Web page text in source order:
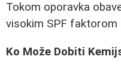
Tokom oporavka
visokim SPF faktorom
Ko Može Dobiti